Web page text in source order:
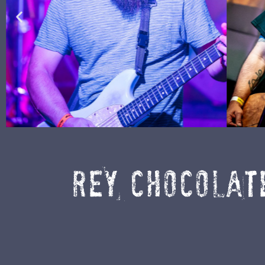
REY